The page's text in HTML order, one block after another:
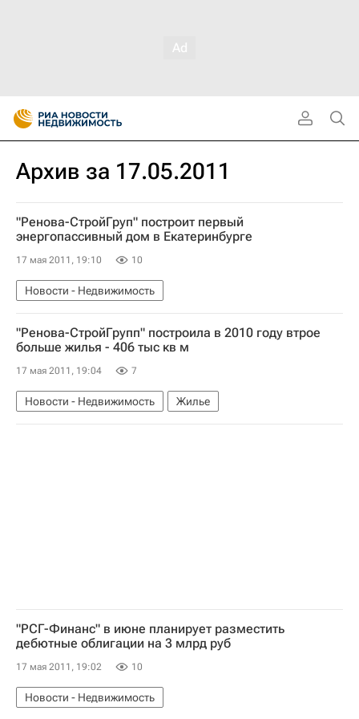
Архив за 17.05.2011
"Ренова-СтройГруп" построит первый
энергопассивный дом в Екатеринбурге
17 мая 2011, 19:10 10
Новости - Недвижимость
"Ренова-СтройГрупп" построила в 2010 году втрое
больше жилья - 406 тыс кв м
17 мая 2011, 19:04 7
Новости - Недвижимость Жилье
"РСГ-Финанс" в июне планирует разместить
дебютные облигации на 3 млрд руб
17 мая 2011, 19:02 10
Новости - Недвижимость